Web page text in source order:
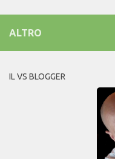
ALTRO
IL VS BLOGGER